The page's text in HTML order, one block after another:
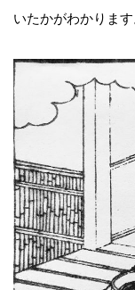
いたかがわかります